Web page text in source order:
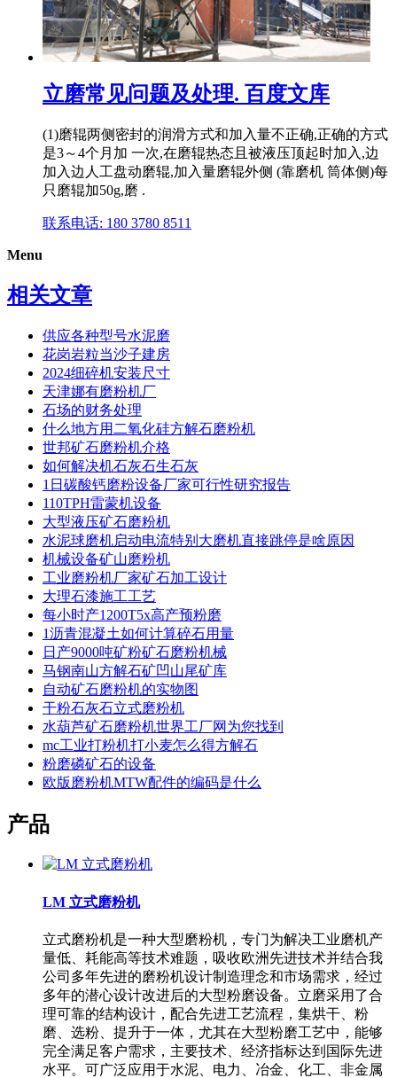
立磨常见问题及处理. 百度文库
(1)磨辊两侧密封的润滑方式和加入量不正确,正确的方式
是3～4个月加 一次,在磨辊热态且被液压顶起时加入,边
加入边人工盘动磨辊,加入量磨辊外侧 (靠磨机 筒体侧)每
只磨辊加50g,磨 .
联系电话: 180 3780 8511
Menu
相关文章
供应各种型号水泥磨
花岗岩粒当沙子建房
2024细碎机安装尺寸
天津娜有磨粉机厂
石场的财务处理
什么地方用二氧化硅方解石磨粉机
世邦矿石磨粉机介格
如何解决机石灰石生石灰
1日碳酸钙磨粉设备厂家可行性研究报告
110TPH雷蒙机设备
大型液压矿石磨粉机
水泥球磨机启动电流特别大磨机直接跳停是啥原因
机械设备矿山磨粉机
工业磨粉机厂家矿石加工设计
大理石漆施工工艺
每小时产1200T5x高产预粉磨
1沥青混凝土如何计算碎石用量
日产9000吨矿粉矿石磨粉机械
马钢南山方解石矿凹山尾矿库
自动矿石磨粉机的实物图
干粉石灰石立式磨粉机
水葫芦矿石磨粉机世界工厂网为您找到
mc工业打粉机打小麦怎么得方解石
粉磨磷矿石的设备
欧版磨粉机MTW配件的编码是什么
产品
LM 立式磨粉机
立式磨粉机是一种大型磨粉机，专门为解决工业磨机产
量低、耗能高等技术难题，吸收欧洲先进技术并结合我
公司多年先进的磨粉机设计制造理念和市场需求，经过
多年的潜心设计改进后的大型粉磨设备。立磨采用了合
理可靠的结构设计，配合先进工艺流程，集烘干、粉
磨、选粉、提升于一体，尤其在大型粉磨工艺中，能够
完全满足客户需求，主要技术、经济指标达到国际先进
水平。可广泛应用于水泥、电力、冶金、化工、非金属